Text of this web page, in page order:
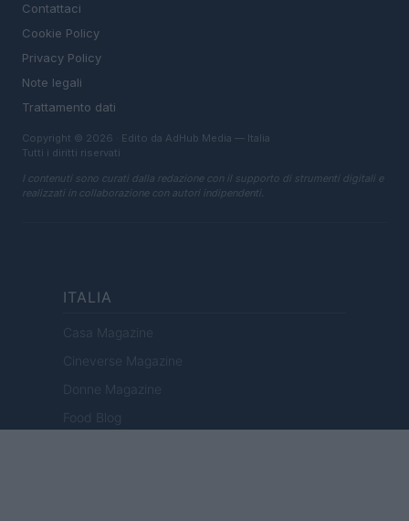
Contattaci
Cookie Policy
Privacy Policy
Note legali
Trattamento dati
Copyright © 2026 · Edito da AdHub Media — Italia
Tutti i diritti riservati
I contenuti sono curati dalla redazione con il supporto di strumenti digitali e
realizzati in collaborazione con autori indipendenti.
ITALIA
Casa Magazine
Cineverse Magazine
Donne Magazine
Food Blog